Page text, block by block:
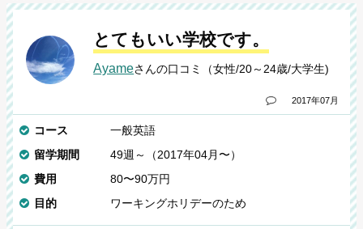
とてもいい学校です。
Ayameさんの口コミ（女性/20～24歳/大学生)
2017年07月
コース
一般英語
留学期間
49週～（2017年04月〜）
費用
80〜90万円
目的
ワーキングホリデーのため